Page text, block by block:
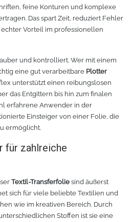
feine Konturen und komplexe
Das spart Zeit, reduziert Fehler
Vorteil im professionellen
und kontrolliert. Wer mit einem
eine gut verarbeitbare Plotter
unterstützt einen reibungslosen
das Entgittern bis hin zum finalen
erfahrene Anwender in der
Einsteiger von einer Folie, die
ermöglicht.
für zahlreiche
Textil-Transferfolie sind äußerst
sich für viele beliebte Textilien und
wie im kreativen Bereich. Durch
Stoffen ist sie eine